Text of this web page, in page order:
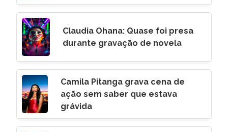
Claudia Ohana: Quase foi presa
durante gravação de novela
Camila Pitanga grava cena de
ação sem saber que estava
grávida